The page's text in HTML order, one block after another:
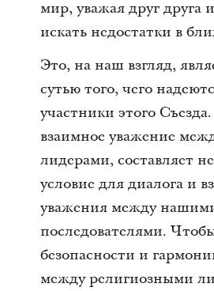
мир, уважая друг друга
искать недостатки в
Это, на наш взгляд,
сутью того, чего
участники этого
взаимное уважение
лидерами, составляет
условие для диалога и
уважения между
последователями.
безопасности и
между религиозными